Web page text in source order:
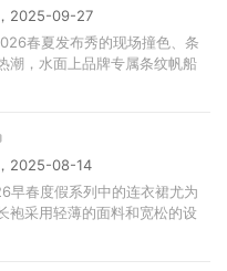
2025-09-27
春夏发布秀的现场撞色、条
潮，水面上品牌专属条纹帆船
2025-08-14
早春度假系列中的连衣裙尤为
袍采用轻薄的面料和宽松的设